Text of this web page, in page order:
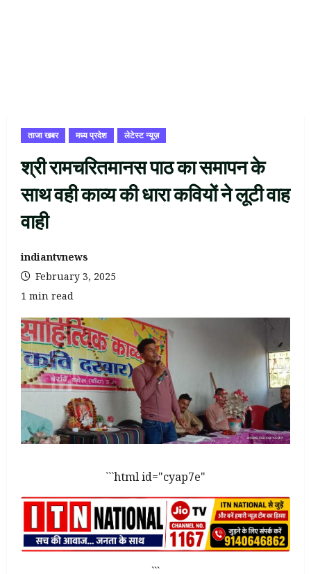
ताजा खबर मध्य प्रदेश लेटेस्ट न्यूज़
श्री रामचरितमानस पाठ का समापन के
साथ वही काव्य की धारा कवियों ने लूटी वाह
वाही
indiantvnews
February 3, 2025
1 min read
```html id="cyap7e"